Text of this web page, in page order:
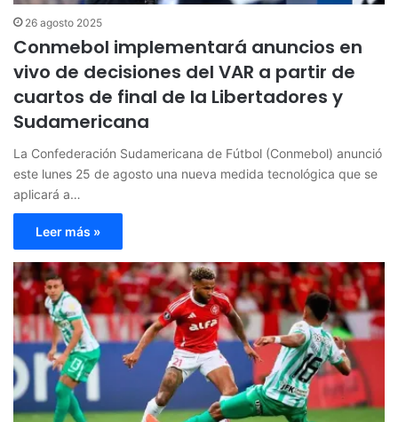
26 agosto 2025
Conmebol implementará anuncios en
vivo de decisiones del VAR a partir de
cuartos de final de la Libertadores y
Sudamericana
La Confederación Sudamericana de Fútbol (Conmebol) anunció
este lunes 25 de agosto una nueva medida tecnológica que se
aplicará a…
Leer más »